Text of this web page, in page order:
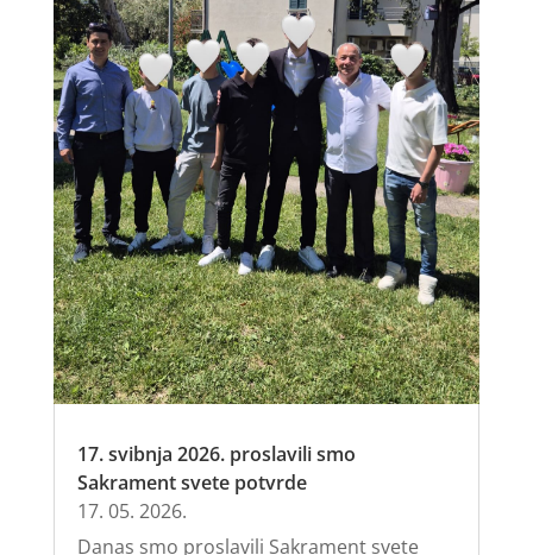
17. svibnja 2026. proslavili smo
Sakrament svete potvrde
17. 05. 2026.
Danas smo proslavili Sakrament svete